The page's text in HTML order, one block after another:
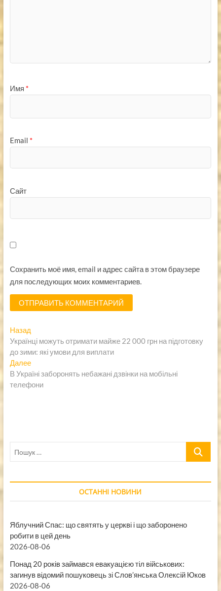
Имя *
Email *
Сайт
Сохранить моё имя, email и адрес сайта в этом браузере
для последующих моих комментариев.
Навигация
по
записям
НазадПредыдущая
запись:
Українці можуть отримати майже 22 000 грн на підготовку
до зими: які умови для виплати
ДалееСледующая
запись:
В Україні заборонять небажані дзвінки на мобільні
телефони
Пошук
ОСТАННІ НОВИНИ
Яблучний Спас: що святять у церкві і що заборонено
робити в цей день
2026-08-06
Понад 20 років займався евакуацією тіл військових:
загинув відомий пошуковець зі Слов’янська Олексій Юков
2026-08-06